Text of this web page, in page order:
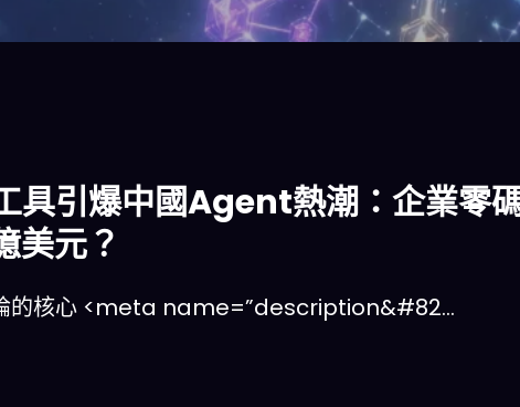
具引爆中國Agent熱潮：企業零
美元？
的核心 <meta name=”description&#82…